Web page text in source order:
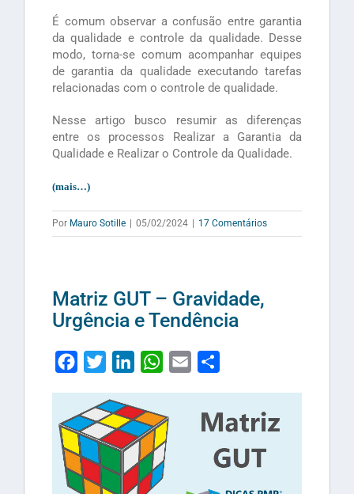
É comum observar a confusão entre garantia
da qualidade e controle da qualidade. Desse
modo, torna-se comum acompanhar equipes
de garantia da qualidade executando tarefas
relacionadas com o controle de qualidade.
Nesse artigo busco resumir as diferenças
entre os processos Realizar a Garantia da
Qualidade e Realizar o Controle da Qualidade.
(mais…)
Por Mauro Sotille 05/02/2024 17 Comentários
Matriz GUT – Gravidade,
Urgência e Tendência
FacebookTwitterLinkedInWhatsApp
Email